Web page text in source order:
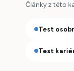
Články z této
Test
Test